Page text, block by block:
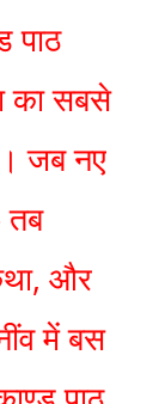
पाठ
का सबसे
जब नए
तब
और
में बस